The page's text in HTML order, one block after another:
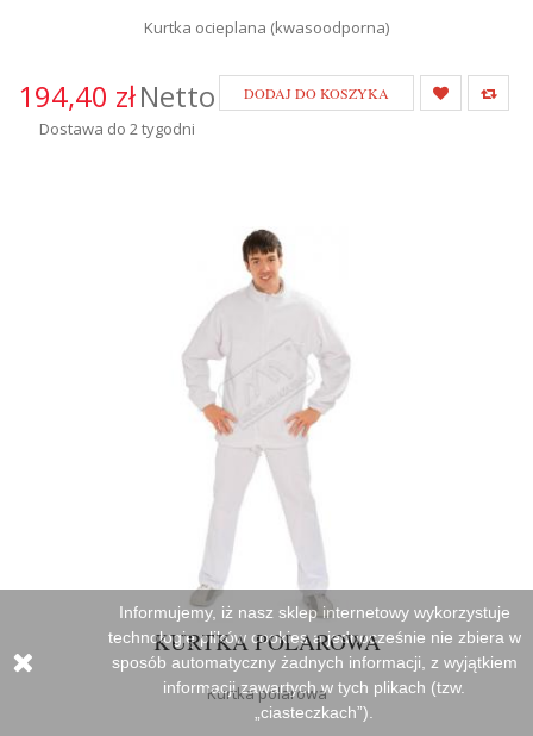
Kurtka ocieplana (kwasoodporna)
194,40 złNetto
Dostawa do 2 tygodni
DODAJ DO KOSZYKA
KURTKA POLAROWA
Kurtka polarowa
Informujemy, iż nasz sklep internetowy wykorzystuje
technologię plików cookies a jednocześnie nie zbiera w
sposób automatyczny żadnych informacji, z wyjątkiem
informacji zawartych w tych plikach (tzw.
„ciasteczkach”).